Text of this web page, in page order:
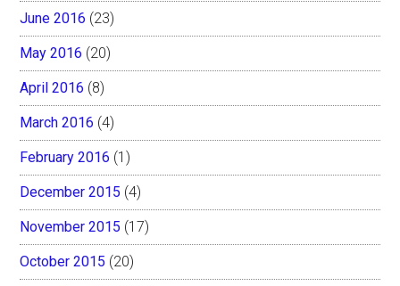
June 2016 (23)
May 2016 (20)
April 2016 (8)
March 2016 (4)
February 2016 (1)
December 2015 (4)
November 2015 (17)
October 2015 (20)